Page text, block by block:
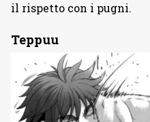
il rispetto con i pugni.
Teppuu